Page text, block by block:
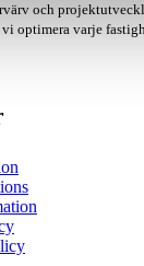
och
vi optimera varje